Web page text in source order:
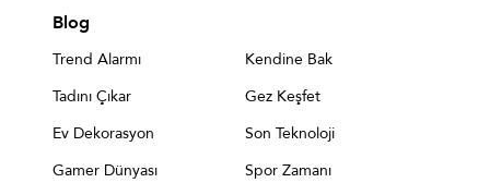
Blog
Trend Alarmı
Kendine Bak
Tadını Çıkar
Gez Keşfet
Ev Dekorasyon
Son Teknoloji
Gamer Dünyası
Spor Zamanı